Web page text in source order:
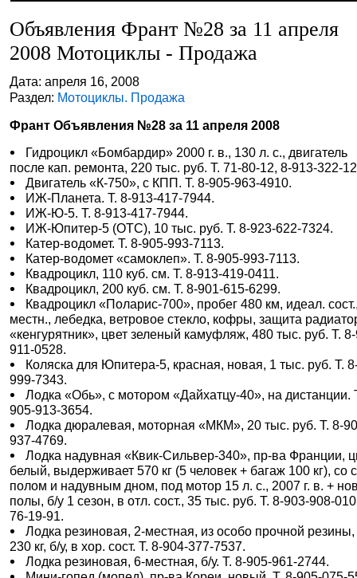
Объявления Франт №28 за 11 апреля
2008 Мотоциклы - Продажа
Дата: апреля 16, 2008
Раздел: Мотоциклы. Продажа
Франт Объявления №28 за 11 апреля 2008
Гидроцикл «Бомбардир» 2000 г. в., 130 л. с., двигатель
после кап. ремонта, 220 тыс. руб. Т. 71-80-12, 8-913-322-
Двигатель «К-750», с КПП. Т. 8-905-963-4910.
ИЖ-Планета. Т. 8-913-417-7944.
ИЖ-Ю-5. Т. 8-913-417-7944.
ИЖ-Юпитер-5 (ОТС), 10 тыс. руб. Т. 8-923-622-7324.
Катер-водомет. Т. 8-905-993-7113.
Катер-водомет «самоклеп». Т. 8-905-993-7113.
Квадроцикл, 110 куб. см. Т. 8-913-419-0411.
Квадроцикл, 200 куб. см. Т. 8-901-615-6299.
Квадроцикл «Поларис-700», пробег 480 км, идеал.
местн., лебедка, ветровое стекло, кофры, защита
«кенгурятник», цвет зеленый камуфляж, 480 тыс. руб. Т.
911-0528.
Коляска для Юпитера-5, красная, новая, 1 тыс. руб. Т.
999-7343.
Лодка «Обь», с мотором «Дайхатцу-40», на дистанции.
905-913-3654.
Лодка дюралевая, моторная «МКМ», 20 тыс. руб. Т. 8-
937-4769.
Лодка надувная «Квик-Сильвер-340», пр-ва Франции,
белый, выдерживает 570 кг (5 человек + багаж 100 кг), со
полом и надувным дном, под мотор 15 л. с., 2007 г. в. +
полы, б/у 1 сезон, в отл. сост., 35 тыс. руб. Т. 8-903-908-
76-19-91.
Лодка резиновая, 2-местная, из особо прочной резины,
230 кг, б/у, в хор. сост. Т. 8-904-377-7537.
Лодка резиновая, 6-местная, б/у. Т. 8-905-961-2744.